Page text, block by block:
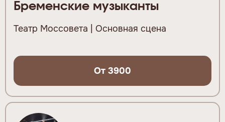
Бременские музыканты
Театр Моссовета | Основная сцена
От 3900